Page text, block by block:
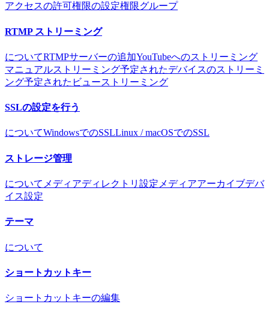
アクセスの許可権限の設定権限グループ
RTMP ストリーミング
についてRTMPサーバーの追加YouTubeへのストリーミング
マニュアルストリーミング予定されたデバイスのストリーミ
ング予定されたビューストリーミング
SSLの設定を行う
についてWindowsでのSSLLinux / macOSでのSSL
ストレージ管理
について メディアディレクトリ設定 メディアアーカイブデバ
イス設定
テーマ
について
ショートカットキー
ショートカットキーの編集